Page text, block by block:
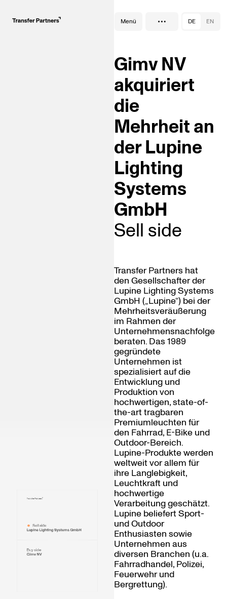
Menü … DE EN
Sell side
Lupine Lighting Systems GmbH
Buy side
Gimv NV
Gimv NV
akquiriert
die
Mehrheit an
der Lupine
Lighting
Systems
GmbH
Sell side
Transfer Partners hat
den Gesellschafter der
Lupine Lighting Systems
GmbH („Lupine“) bei der
Mehrheitsveräußerung
im Rahmen der
Unternehmensnachfolge
beraten. Das 1989
gegründete
Unternehmen ist
spezialisiert auf die
Entwicklung und
Produktion von
hochwertigen, state-of-
the-art tragbaren
Premiumleuchten für
den Fahrrad, E-Bike und
Outdoor-Bereich.
Lupine-Produkte werden
weltweit vor allem für
ihre Langlebigkeit,
Leuchtkraft und
hochwertige
Verarbeitung geschätzt.
Lupine beliefert Sport-
und Outdoor
Enthusiasten sowie
Unternehmen aus
diversen Branchen (u.a.
Fahrradhandel, Polizei,
Feuerwehr und
Bergrettung).